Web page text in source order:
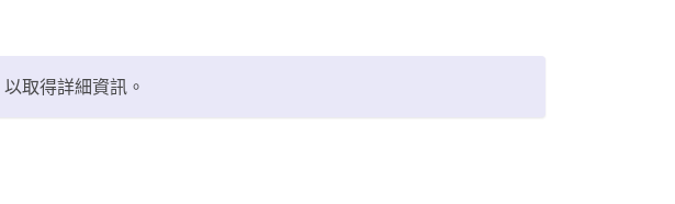
以取得詳細資訊。